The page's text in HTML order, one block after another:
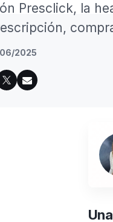
Presclick, la
2025